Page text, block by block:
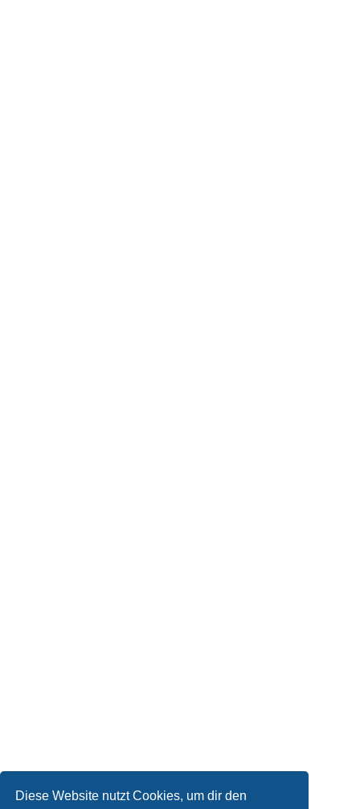
Diese Website nutzt Cookies, um dir den